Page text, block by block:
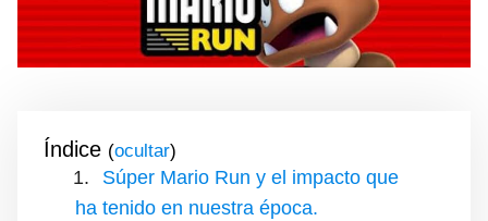
Índice ( )
Súper Mario Run y el impacto que
ha tenido en nuestra época.